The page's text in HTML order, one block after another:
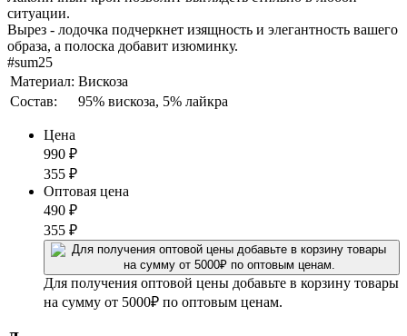
ситуации.
Вырез - лодочка подчеркнет изящность и элегантность вашего
образа, а полоска добавит изюминку.
#sum25
Материал: Вискоза
Состав:
95% вискоза, 5% лайкра
Цена
990 ₽
355 ₽
Оптовая цена
490 ₽
355 ₽
Для получения оптовой цены добавьте в корзину товары
на сумму от 5000₽ по оптовым ценам.